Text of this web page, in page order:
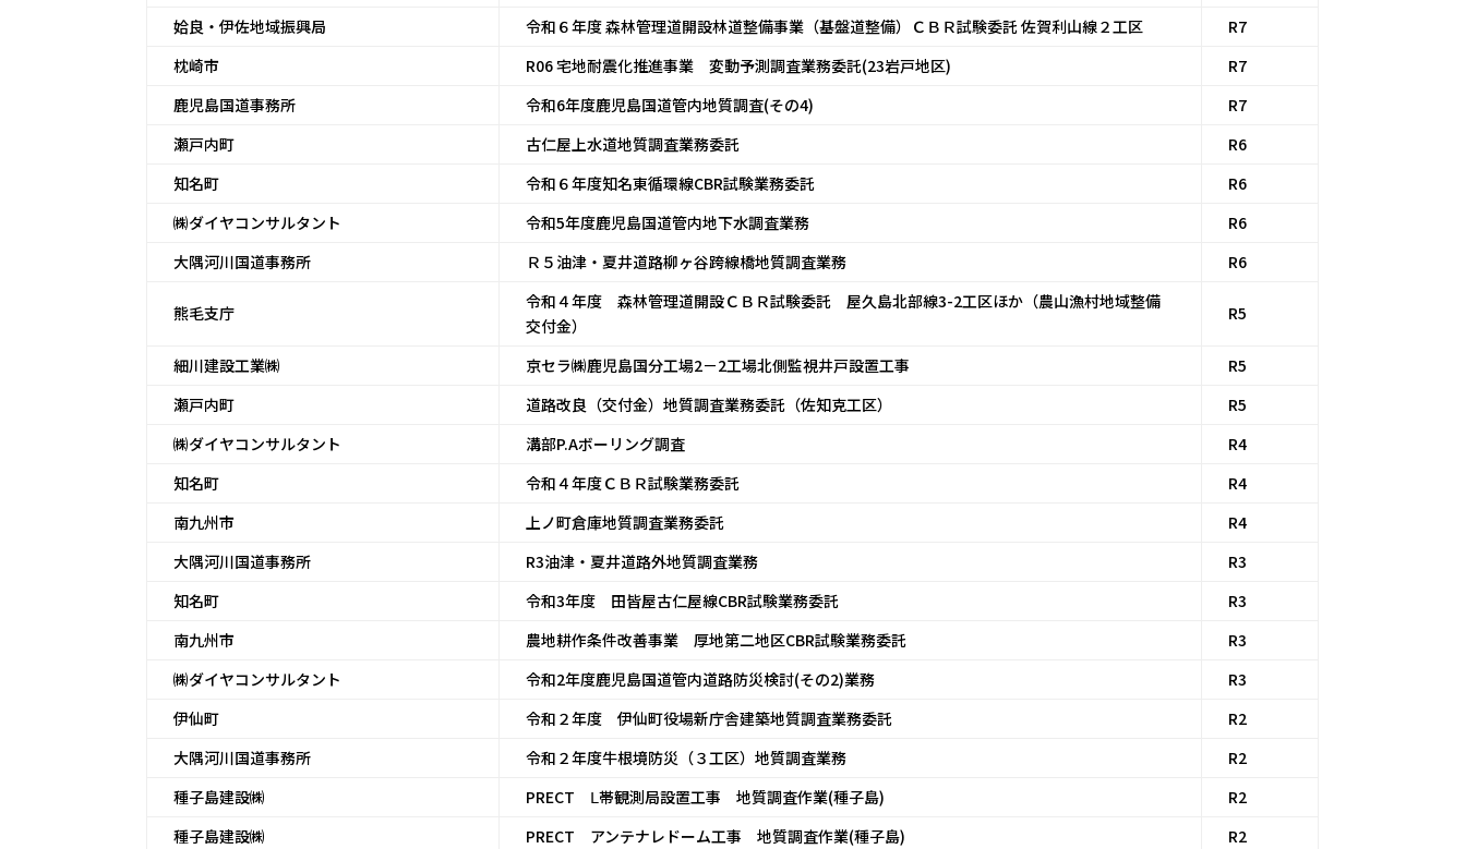
姶良・伊佐地域振興局
令和６年度 森林管理道開設林道整備事業（基盤道整備）ＣＢＲ試験委託 佐賀利山線２工区
R7
枕崎市
R06 宅地耐震化推進事業 変動予測調査業務委託(23岩戸地区)
R7
鹿児島国道事務所
令和6年度鹿児島国道管内地質調査(その4)
R7
瀬戸内町
古仁屋上水道地質調査業務委託
R6
知名町
令和６年度知名東循環線CBR試験業務委託
R6
㈱ダイヤコンサルタント
令和5年度鹿児島国道管内地下水調査業務
R6
大隅河川国道事務所
Ｒ５油津・夏井道路柳ヶ谷跨線橋地質調査業務 R6
熊毛支庁
令和４年度 森林管理道開設ＣＢＲ試験委託 屋久島北部線3-2工区ほか（農山漁村地域整備
交付金）
R5
細川建設工業㈱ 京セラ㈱鹿児島国分工場2－2工場北側監視井戸設置工事
R5
瀬戸内町
道路改良（交付金）地質調査業務委託（佐知克工区）
R5
㈱ダイヤコンサルタント
溝部P.Aボーリング調査
R4
知名町
令和４年度ＣＢＲ試験業務委託
R4
南九州市
上ノ町倉庫地質調査業務委託
R4
大隅河川国道事務所
R3油津・夏井道路外地質調査業務
R3
知名町
令和3年度 田皆屋古仁屋線CBR試験業務委託
R3
南九州市
農地耕作条件改善事業 厚地第二地区CBR試験業務委託
R3
㈱ダイヤコンサルタント
令和2年度鹿児島国道管内道路防災検討(その2)業務
R3
伊仙町
令和２年度 伊仙町役場新庁舎建築地質調査業務委託
R2
大隅河川国道事務所
令和２年度牛根境防災（３工区）地質調査業務
R2
種子島建設㈱
PRECT Ⅼ帯観測局設置工事 地質調査作業(種子島)
R2
種子島建設㈱
PRECT アンテナレドーム工事 地質調査作業(種子島)
R2